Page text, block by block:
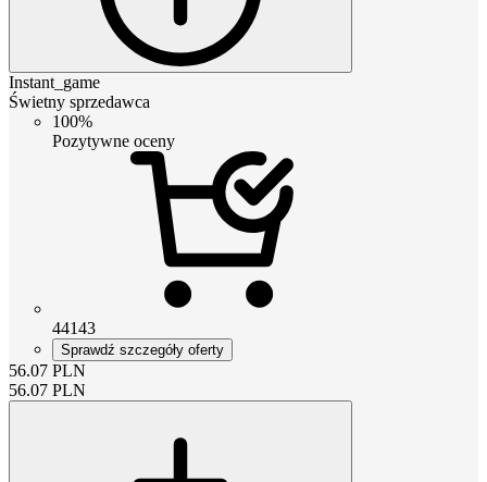
Instant_game
Świetny sprzedawca
100%
Pozytywne oceny
44143
Sprawdź szczegóły oferty
56.07 PLN
56.07 PLN